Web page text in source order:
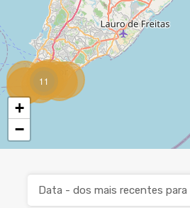
11
+
−
Data - dos mais recentes